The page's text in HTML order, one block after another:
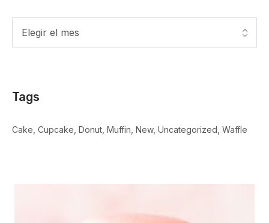
Tags
Cake Cupcake Donut Muffin New Uncategorized Waffle